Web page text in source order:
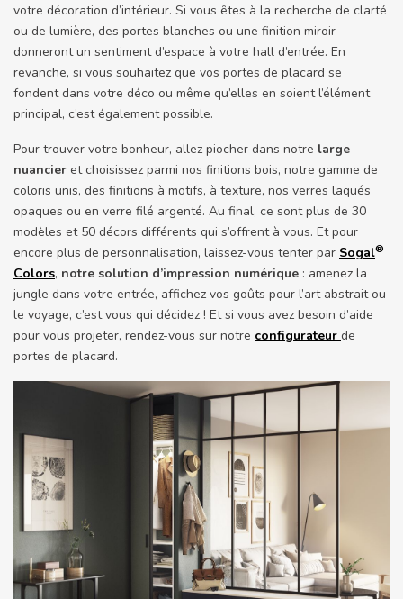
votre décoration d’intérieur. Si vous êtes à la recherche de clarté
ou de lumière, des portes blanches ou une finition miroir
donneront un sentiment d’espace à votre hall d’entrée. En
revanche, si vous souhaitez que vos portes de placard se
fondent dans votre déco ou même qu’elles en soient l’élément
principal, c’est également possible.
Pour trouver votre bonheur, allez piocher dans notre large
nuancier et choisissez parmi nos finitions bois, notre gamme de
coloris unis, des finitions à motifs, à texture, nos verres laqués
opaques ou en verre filé argenté. Au final, ce sont plus de 30
modèles et 50 décors différents qui s’offrent à vous. Et pour
encore plus de personnalisation, laissez-vous tenter par Sogal®
Colors, notre solution d’impression numérique : amenez la
jungle dans votre entrée, affichez vos goûts pour l’art abstrait ou
le voyage, c’est vous qui décidez ! Et si vous avez besoin d’aide
pour vous projeter, rendez-vous sur notre configurateur de
portes de placard.